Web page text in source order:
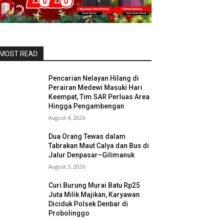
READ
Pencarian Nelayan Hilang di
Perairan Medewi Masuki Hari
Keempat, Tim SAR Perluas Area
Hingga Pengambengan
August 4, 2026
Dua Orang Tewas dalam
Tabrakan Maut Calya dan Bus di
Jalur Denpasar–Gilimanuk
August 3, 2026
Curi Burung Murai Batu Rp25
Juta Milik Majikan, Karyawan
Diciduk Polsek Denbar di
Probolinggo